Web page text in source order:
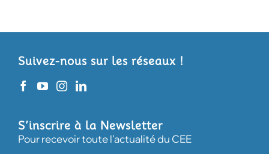
Suivez-nous sur les réseaux !
S’inscrire à la Newsletter
Pour recevoir toute l'actualité du CEE